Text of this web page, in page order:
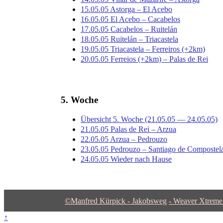
15.05.05 Astorga – El Acebo
16.05.05 El Acebo – Cacabelos
17.05.05 Cacabelos – Ruitelán
18.05.05 Ruitelán – Triacastela
19.05.05 Triacastela – Ferreiros (+2km)
20.05.05 Ferreios (+2km) – Palas de Rei
5. Woche
Übersicht 5. Woche (21.05.05 — 24.05.05)
21.05.05 Palas de Rei – Arzua
22.05.05 Arzua – Pedrouzo
23.05.05 Pedrouzo – Santiago de
24.05.05 Wieder nach Hause
©Manfred Kürpick - Jakobsweg - Weaver
↑